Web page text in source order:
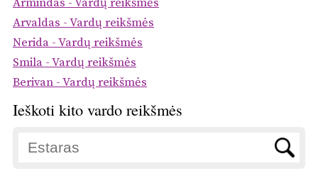
Armindas - Vardų reikšmės
Arvaldas - Vardų reikšmės
Nerida - Vardų reikšmės
Smila - Vardų reikšmės
Berivan - Vardų reikšmės
Ieškoti kito vardo reikšmės